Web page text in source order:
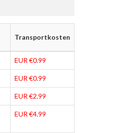
Transportkosten
EUR €0.99
EUR €0.99
EUR €2.99
EUR €4.99